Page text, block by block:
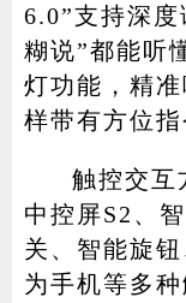
6.0”支持深
糊说”都能听
灯功能，精
样带有方位指
触控交互
中控屏S2、
关、智能旋
为手机等多